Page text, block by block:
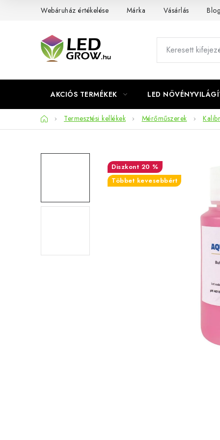
Webáruház értékelése Márka Vásárlás
AKCIÓS TERMÉKEK LED
KezdőlapTermesztési kellékek Mérőműszerek
20 %
Többet kevesebbért